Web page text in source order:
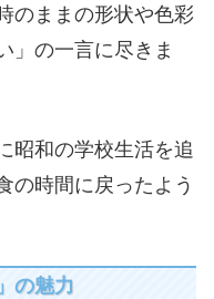
のままの形状や色彩
」の一言に尽きま
昭和の学校生活を追
の時間に戻ったよう
の魅力